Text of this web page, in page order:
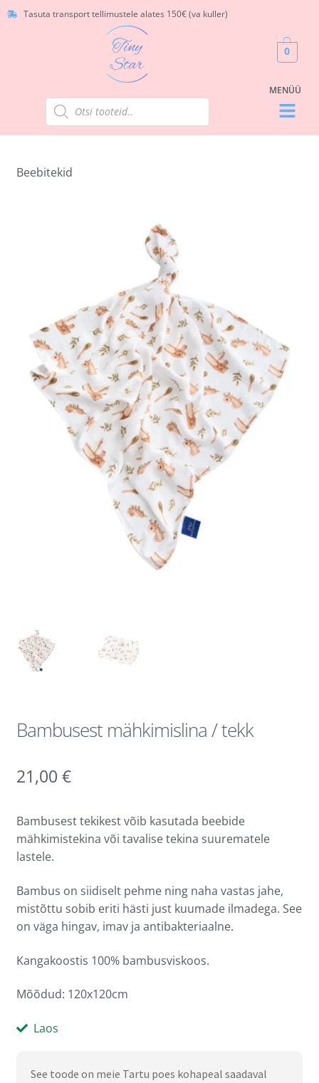
Tasuta transport tellimustele alates 150€ (va kuller)
0
Beebitekid
Bambusest mähkimislina / tekk
21,00 €
Bambusest tekikest võib kasutada beebide
mähkimistekina või tavalise tekina suurematele
lastele.
Bambus on siidiselt pehme ning naha vastas jahe,
mistõttu sobib eriti hästi just kuumade ilmadega. See
on väga hingav, imav ja antibakteriaalne.
Kangakoostis 100% bambusviskoos.
Mõõdud: 120x120cm
Laos
See toode on meie Tartu poes kohapeal saadaval